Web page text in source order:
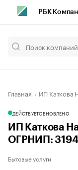
РБК
Главная ИП Каткова
ДЕЙСТВУЕТОБНОВЛЕНО
ИП Каткова
ОГРНИП:
Бытовые услуги